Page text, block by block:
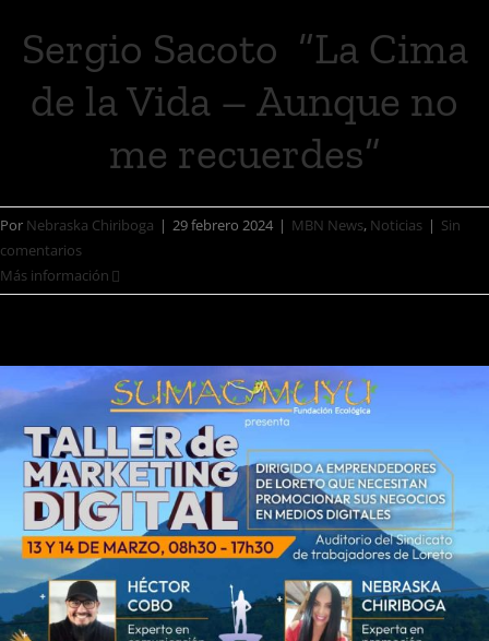
Sergio Sacoto “La Cima
de la Vida – Aunque no
me recuerdes”
Por Nebraska Chiriboga | 29 febrero 2024 | MBN News, Noticias | Sin
comentarios
Más información